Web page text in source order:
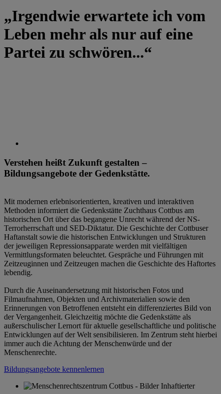
„Irgendwie erwartete ich vom
Leben mehr als nur auf eine
Partei zu schwören...“
Verstehen heißt Zukunft gestalten –
Bildungsangebote der Gedenkstätte.
Mit modernen erlebnisorientierten, kreativen und interaktiven
Methoden informiert die Gedenkstätte Zuchthaus Cottbus am
historischen Ort über das begangene Unrecht während der NS-
Terrorherrschaft und SED-Diktatur. Die Geschichte der Cottbuser
Haftanstalt sowie die historischen Entwicklungen und Strukturen
der jeweiligen Repressionsapparate werden mit vielfältigen
Vermittlungsformaten beleuchtet. Gespräche und Führungen mit
Zeitzeuginnen und Zeitzeugen machen die Geschichte des Haftortes
lebendig.
Durch die Auseinandersetzung mit historischen Fotos und
Filmaufnahmen, Objekten und Archivmaterialien sowie den
Erinnerungen von Betroffenen entsteht ein differenziertes Bild von
der Vergangenheit. Gleichzeitig möchte die Gedenkstätte als
außerschulischer Lernort für aktuelle gesellschaftliche und politische
Entwicklungen auf der Welt sensibilisieren. Im Zentrum steht hierbei
immer auch die Achtung der Menschenwürde und der
Menschenrechte.
Bildungsangebote kennenlernen